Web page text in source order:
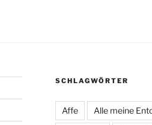
SCHLAGWÖRTER
Affe Alle meine